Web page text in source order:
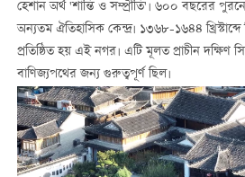
হেশান অর্থ 'শান্তি ও সম্প্রীতি'। ৬০০ বছরের
অন্যতম ঐতিহাসিক কেন্দ্র। ১৩৬৮-১৬৪৪
প্রতিষ্ঠিত হয় এই নগর। এটি মূলত প্রাচীন দক্ষিণ
বাণিজ্যপথের জন্য গুরুত্বপূর্ণ ছিল।